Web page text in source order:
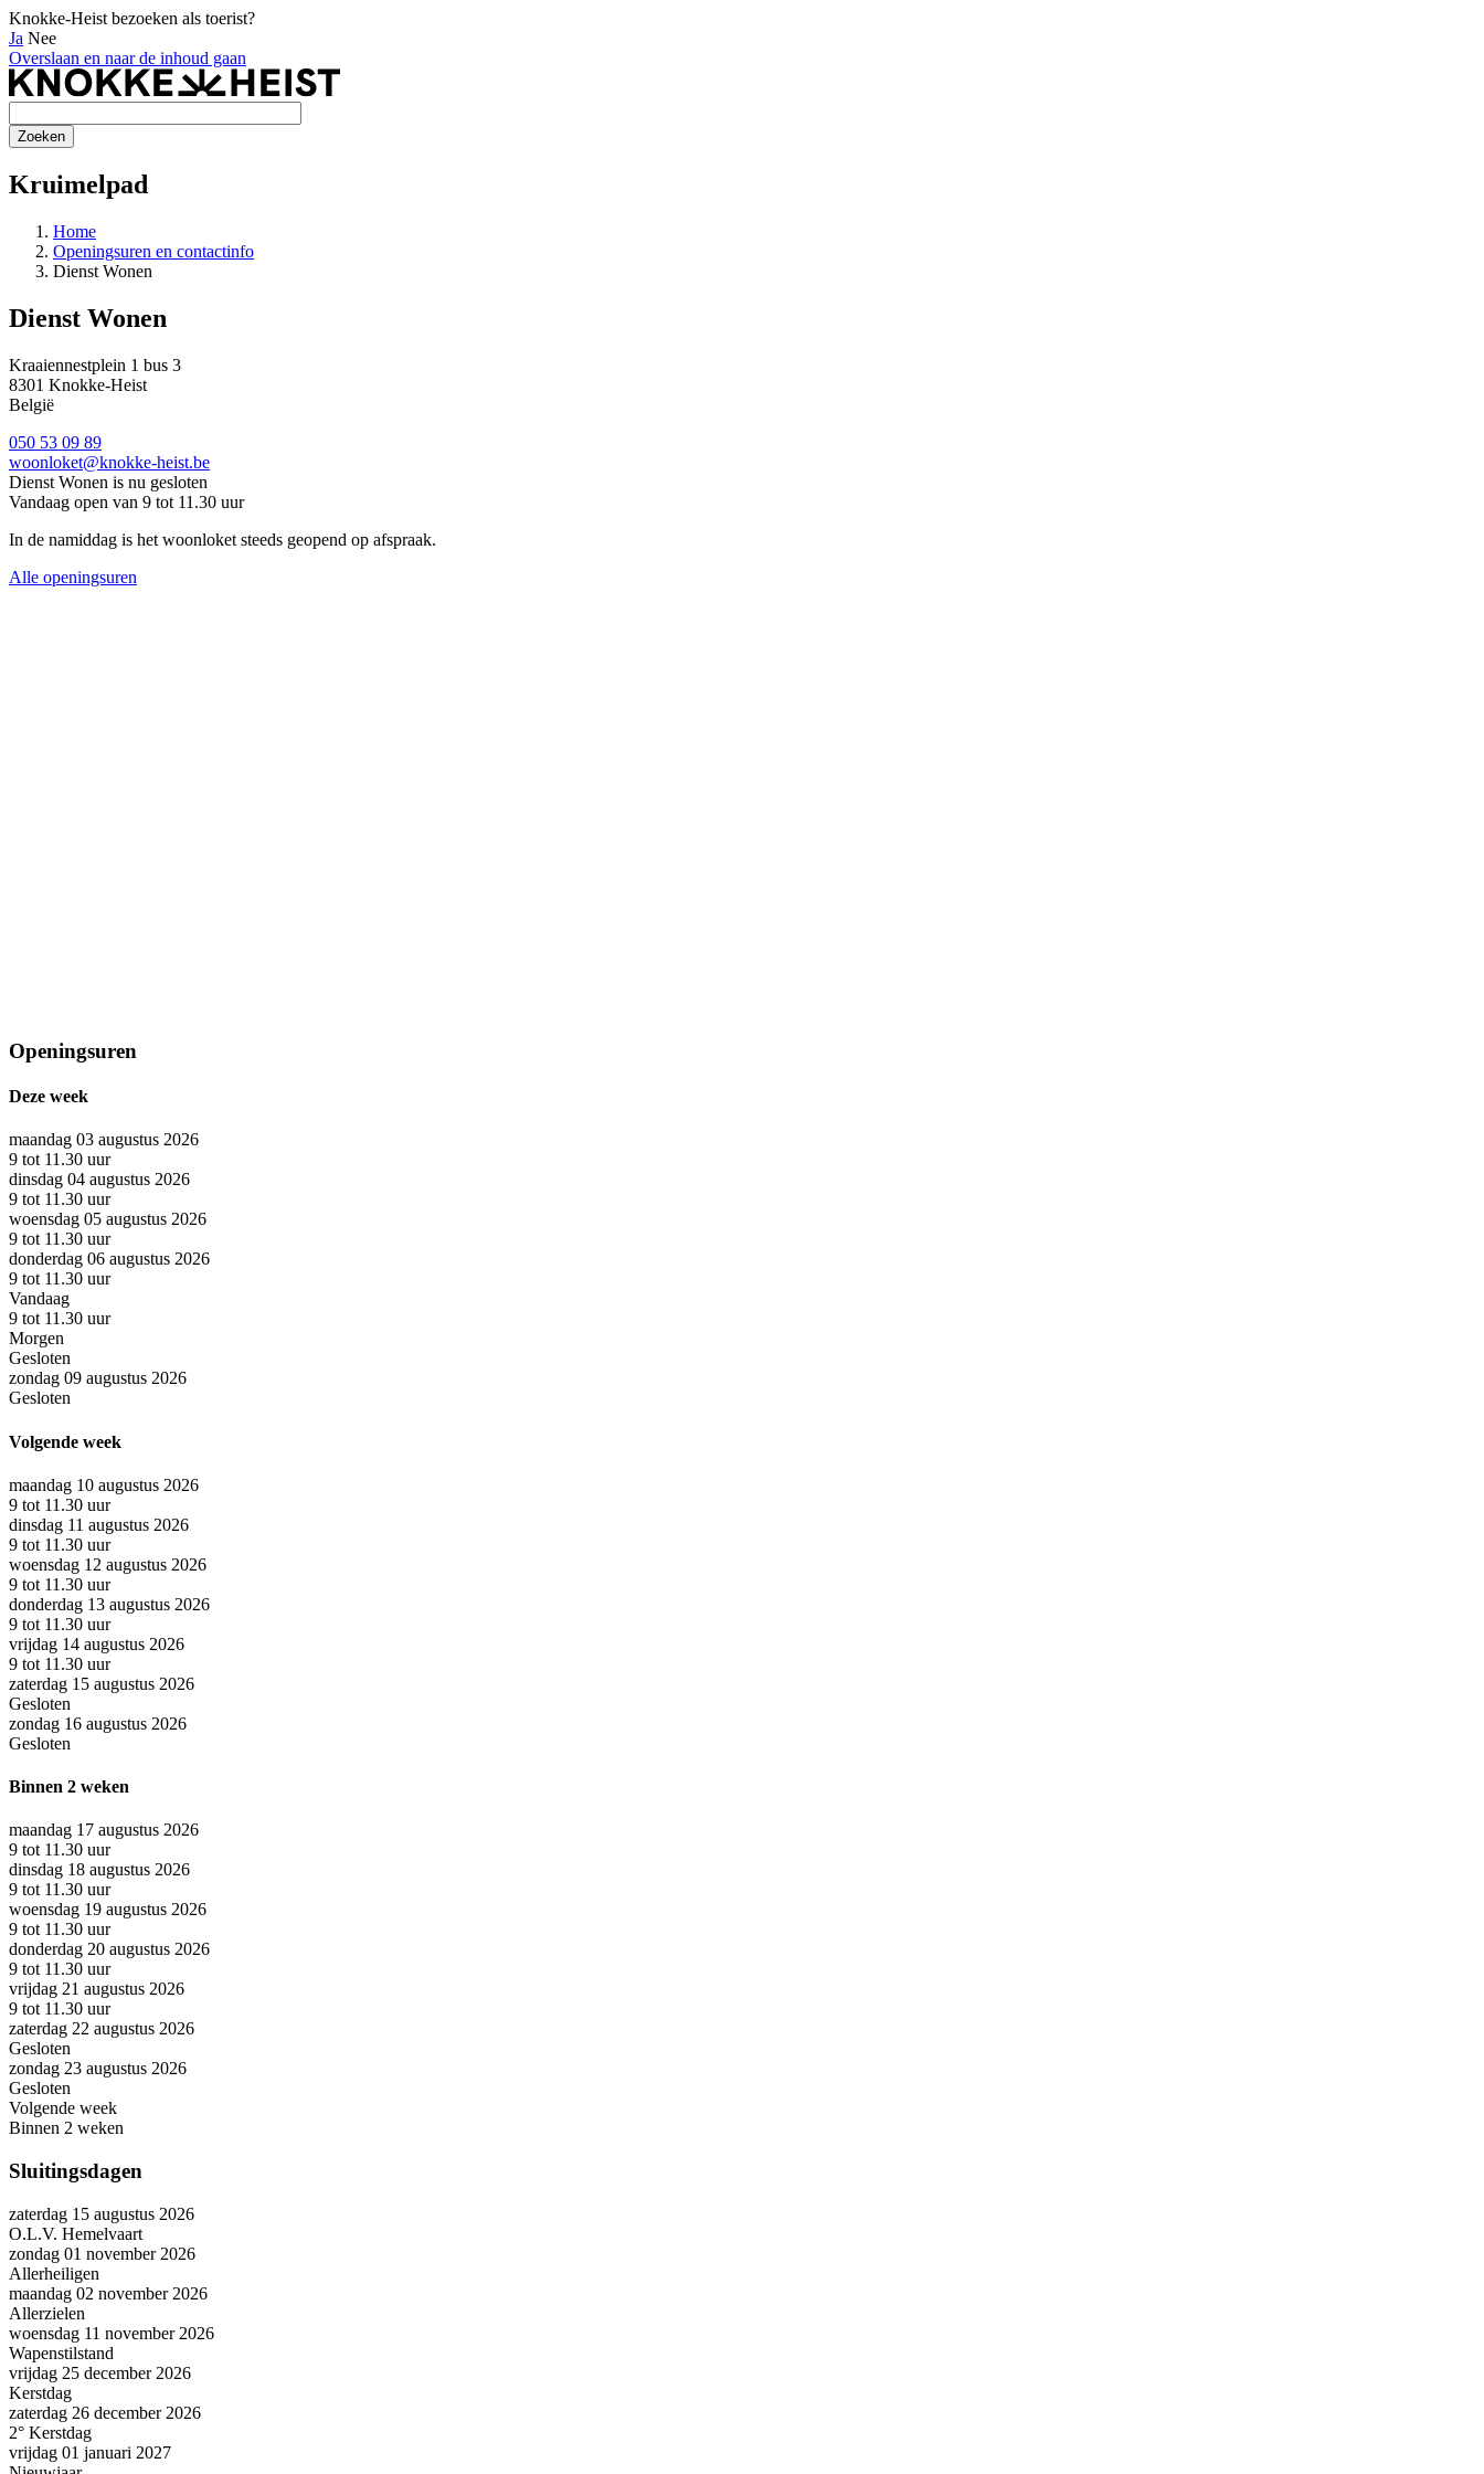
Knokke-Heist bezoeken als toerist?
Ja Nee
Overslaan en naar de inhoud gaan
Kruimelpad
Home
Openingsuren en contactinfo
Dienst Wonen
Dienst Wonen
Kraaiennestplein 1 bus 3
8301 Knokke-Heist
België
050 53 09 89
woonloket@knokke-heist.be
Dienst Wonen is nu gesloten
Vandaag open van 9 tot 11.30 uur
In de namiddag is het woonloket steeds geopend op afspraak.
Alle openingsuren
Openingsuren
Deze week
maandag 03 augustus 2026
9 tot 11.30 uur
dinsdag 04 augustus 2026
9 tot 11.30 uur
woensdag 05 augustus 2026
9 tot 11.30 uur
donderdag 06 augustus 2026
9 tot 11.30 uur
Vandaag
9 tot 11.30 uur
Morgen
Gesloten
zondag 09 augustus 2026
Gesloten
Volgende week
maandag 10 augustus 2026
9 tot 11.30 uur
dinsdag 11 augustus 2026
9 tot 11.30 uur
woensdag 12 augustus 2026
9 tot 11.30 uur
donderdag 13 augustus 2026
9 tot 11.30 uur
vrijdag 14 augustus 2026
9 tot 11.30 uur
zaterdag 15 augustus 2026
Gesloten
zondag 16 augustus 2026
Gesloten
Binnen 2 weken
maandag 17 augustus 2026
9 tot 11.30 uur
dinsdag 18 augustus 2026
9 tot 11.30 uur
woensdag 19 augustus 2026
9 tot 11.30 uur
donderdag 20 augustus 2026
9 tot 11.30 uur
vrijdag 21 augustus 2026
9 tot 11.30 uur
zaterdag 22 augustus 2026
Gesloten
zondag 23 augustus 2026
Gesloten
Volgende week
Binnen 2 weken
Sluitingsdagen
zaterdag 15 augustus 2026
O.L.V. Hemelvaart
zondag 01 november 2026
Allerheiligen
maandag 02 november 2026
Allerzielen
woensdag 11 november 2026
Wapenstilstand
vrijdag 25 december 2026
Kerstdag
zaterdag 26 december 2026
2° Kerstdag
vrijdag 01 januari 2027